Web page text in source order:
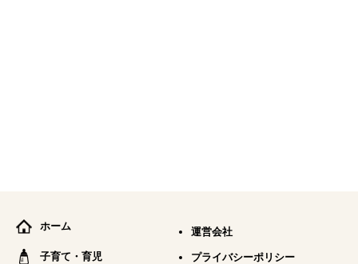
ホーム
子育て・育児
運営会社
プライバシーポリシー